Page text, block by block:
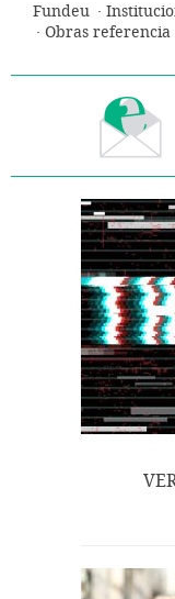
Fundeu
Obras referencia